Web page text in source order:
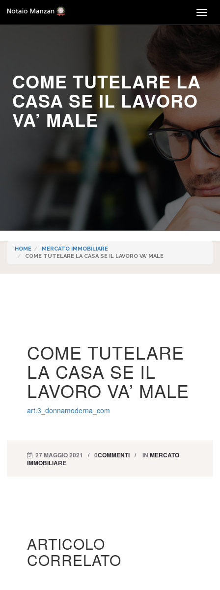
COME TUTELARE LA
CASA SE IL LAVORO
VA’ MALE
HOME
MERCATO IMMOBILIARE
COME TUTELARE LA CASA SE IL LAVORO VA’ MALE
COME TUTELARE
LA CASA SE IL
LAVORO VA’ MALE
art.3_donnamoderna_com
27 MAGGIO 2021 0COMMENTI IN MERCATO
IMMOBILIARE
ARTICOLO
CORRELATO